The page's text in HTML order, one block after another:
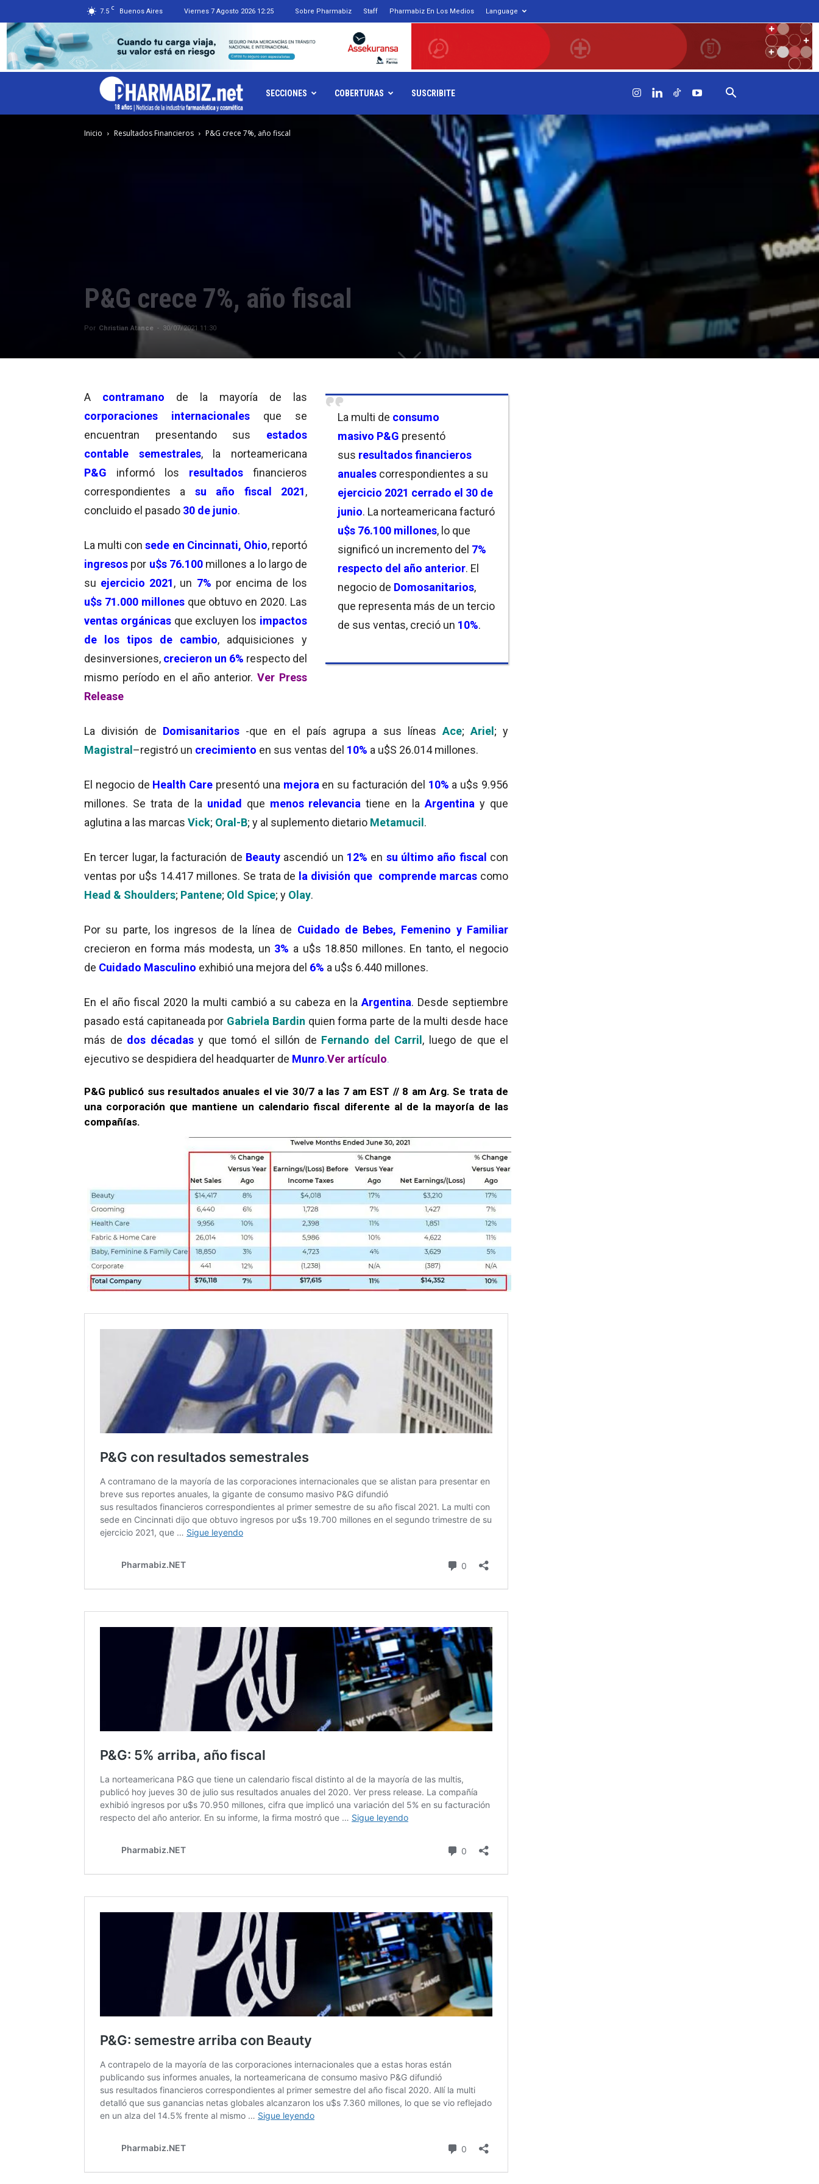
7.5 C Buenos Aires Viernes 7 Agosto 2026 12:25 Sobre Pharmabiz Staff Pharmabiz En Los Medios Language
Pharmabiz.NET
SECCIONES COBERTURAS SUSCRIBITE
Inicio Resultados Financieros P&G crece 7%, año fiscal
P&G crece 7%, año fiscal
Por Christian Atance - 30/07/2021 11:30
La multi de consumo
masivo P&G presentó
sus resultados financieros
anuales correspondientes a su
ejercicio 2021 cerrado el 30 de
junio. La norteamericana facturó
u$s 76.100 millones, lo que
significó un incremento del 7%
respecto del año anterior. El
negocio de Domosanitarios,
que representa más de un tercio
de sus ventas, creció un 10%.
A contramano
de la mayoría de las
corporaciones internacionales que se
encuentran presentando sus estados
contable semestrales, la norteamericana
P&G informó los resultados
financieros
correspondientes a su año fiscal 2021,
concluido el pasado 30 de junio.
La multi consede en Cincinnati, Ohio, reportó
ingresos por u$s 76.100millones a lo largo de
su ejercicio 2021, un 7% por encima de los
u$s 71.000 millonesque obtuvo en 2020. Las
ventas orgánicas que excluyen los impactos
de los tipos de cambio, adquisiciones y
desinversiones, crecieron un 6% respecto del
mismo período en el año anterior.Ver Press
Release
La división de Domisanitarios -que en el país agrupa a sus líneas Ace; Ariel; y
Magistral–registró un crecimiento en sus ventas del 10% a u$S 26.014 millones.
El negocio de Health Care presentó una mejora en su facturación del 10% a u$s 9.956
millones. Se trata de la unidad que menos relevancia tiene en la Argentina y que
aglutina a las marcas Vick; Oral-B; y al suplemento dietario Metamucil.
En tercer lugar, la facturación de Beauty ascendió un 12% en su último año fiscal con
ventas por u$s 14.417 millones. Se trata de la división que comprende marcas como
Head & Shoulders; Pantene; Old Spice; y Olay.
Por su parte, los ingresos de la línea de Cuidado de Bebes, Femenino y Familiar
crecieron en forma más modesta, un 3% a u$s 18.850 millones. En tanto, el negocio
de Cuidado Masculino exhibió una mejora del 6% a u$s 6.440 millones.
En el año fiscal 2020 la multi cambió a su cabeza en laArgentina. Desde septiembre
pasado está capitaneada por Gabriela Bardin quien forma parte de la multi desde hace
más de dos décadas y que tomó el sillón de Fernando del Carril, luego de que el
ejecutivo se despidiera del headquarter de Munro.Ver artículo.
P&G publicó sus resultados anuales el vie 30/7 a las 7 am EST // 8 am Arg.Se trata de
una corporación que mantiene un calendario fiscal diferente al de la mayoría de las
compañías.